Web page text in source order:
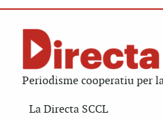
Periodisme cooperatiu per
La Directa SCCL